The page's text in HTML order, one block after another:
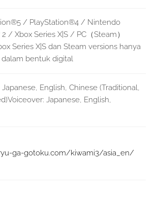
/ PlayStation®4 / Nintendo
/ Xbox Series X|S / PC（Steam）
Series X|S dan Steam versions hanya
dalam bentuk digital
English, Chinese (Traditional,
Japanese, English,
ga-gotoku.com/kiwami3/asia_en/